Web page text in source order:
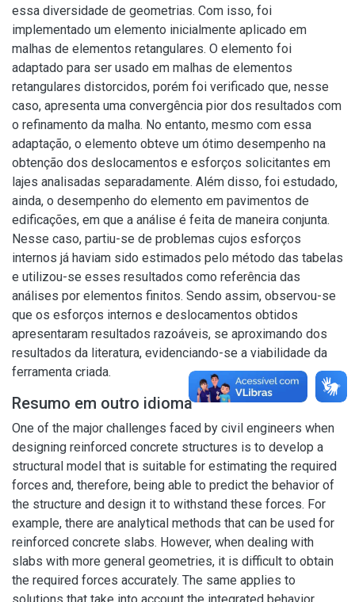
essa diversidade de geometrias. Com isso, foi
implementado um elemento inicialmente aplicado em
malhas de elementos retangulares. O elemento foi
adaptado para ser usado em malhas de elementos
retangulares distorcidos, porém foi verificado que, nesse
caso, apresenta uma convergência pior dos resultados com
o refinamento da malha. No entanto, mesmo com essa
adaptação, o elemento obteve um ótimo desempenho na
obtenção dos deslocamentos e esforços solicitantes em
lajes analisadas separadamente. Além disso, foi estudado,
ainda, o desempenho do elemento em pavimentos de
edificações, em que a análise é feita de maneira conjunta.
Nesse caso, partiu-se de problemas cujos esforços
internos já haviam sido estimados pelo método das tabelas
e utilizou-se esses resultados como referência das
análises por elementos finitos. Sendo assim, observou-se
que os esforços internos e deslocamentos obtidos
apresentaram resultados razoáveis, se aproximando dos
resultados da literatura, evidenciando-se a viabilidade da
ferramenta criada.
Resumo em outro idioma
One of the major challenges faced by civil engineers when
designing reinforced concrete structures is to develop a
structural model that is suitable for estimating the required
forces and, therefore, being able to predict the behavior of
the structure and design it to withstand these forces. For
example, there are analytical methods that can be used for
reinforced concrete slabs. However, when dealing with
slabs with more general geometries, it is difficult to obtain
the required forces accurately. The same applies to